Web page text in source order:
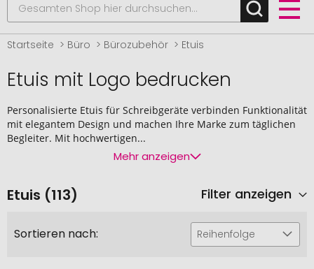
Startseite Büro Bürozubehör Etuis
Etuis mit Logo bedrucken
Personalisierte Etuis für Schreibgeräte verbinden Funktionalität
mit elegantem Design und machen Ihre Marke zum täglichen
Begleiter. Mit hochwertigen...
Mehr anzeigen
Etuis (113) Filter anzeigen
Sortieren nach: Reihenfolge